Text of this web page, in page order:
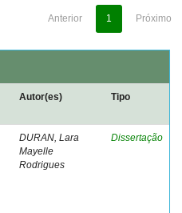
Anterior 1 Próximo
Autor(es) Tipo
DURAN, Lara
Mayelle
Rodrigues
Dissertação